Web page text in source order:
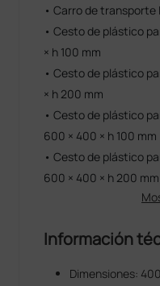
• Carro de transporte
• Cesto de plástico
× h 100 mm
• Cesto de plástico
× h 200 mm
• Cesto de plástico
600 × 400 × h 100 mm
• Cesto de plástico
600 × 400 × h 200 mm
Información
Dimensiones: